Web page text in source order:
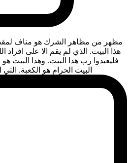
مظهر من مظاهر الشرك هو مناف
هذا البيت. الذي لم يقم الا على افراد
فليعبدوا رب هذا البيت. وهذا البيت
البيت الحرام هو الكعبة.